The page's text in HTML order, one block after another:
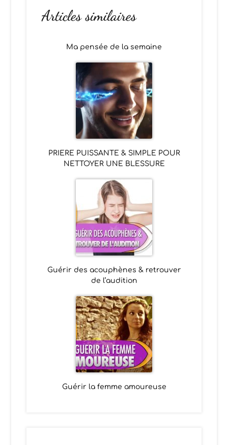
Articles similaires
Ma pensée de la semaine
PRIERE PUISSANTE & SIMPLE POUR
NETTOYER UNE BLESSURE
Guérir des acouphènes & retrouver
de l’audition
Guérir la femme amoureuse